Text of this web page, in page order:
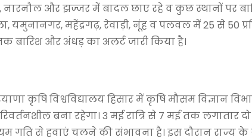
नारनौल और झज्जर में बादल छाए रहे व कुछ स्थानों पर
यमुनानगर, महेंद्रगढ़, रेवाड़ी, नूंह व पलवल में 25 से 50
बारिश और अंधड़ का अलर्ट जारी किया है।
कृषि विश्वविद्यालय हिसार में कृषि मौसम विज्ञान
बना रहेगा। 3 मई रात्रि से 7 मई तक लगातार
से हवाएं चलने की संभावना है। इस दौरान राज्य के